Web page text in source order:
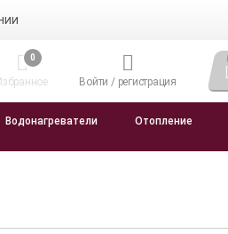
0
Войти / регистрация
Водонагреватели Отопление